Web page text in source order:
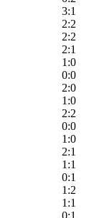
3:1
2:2
2:2
2:1
1:0
0:0
2:0
1:0
2:2
0:0
1:0
2:1
1:1
0:1
1:2
1:1